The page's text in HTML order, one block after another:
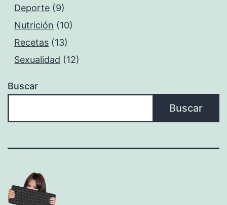
Deporte (9)
Nutrición (10)
Recetas (13)
Sexualidad (12)
Buscar
Buscar